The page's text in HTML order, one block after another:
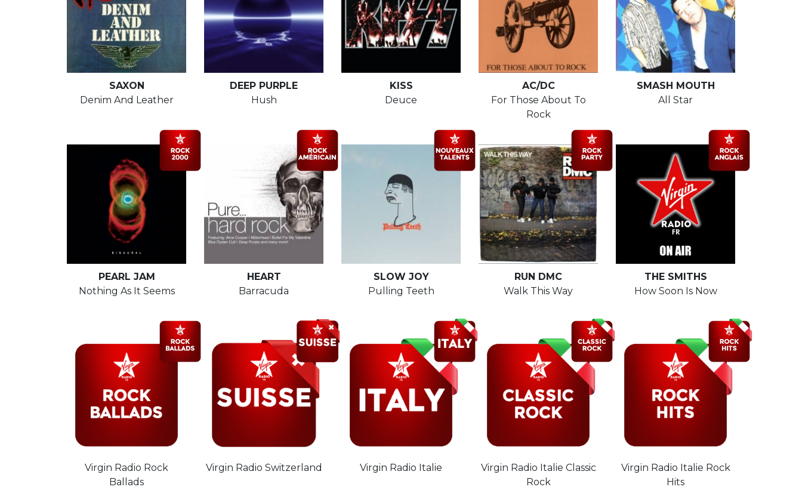
SAXON
Denim And Leather
DEEP PURPLE
Hush
KISS
Deuce
AC/DC
For Those About To
Rock
SMASH MOUTH
All Star
PEARL JAM
Nothing As It Seems
HEART
Barracuda
SLOW JOY
Pulling Teeth
RUN DMC
Walk This Way
THE SMITHS
How Soon Is Now
Virgin Radio Rock
Ballads
Virgin Radio Switzerland Virgin Radio Italie
Virgin Radio Italie Classic
Rock
Virgin Radio Italie Rock
Hits